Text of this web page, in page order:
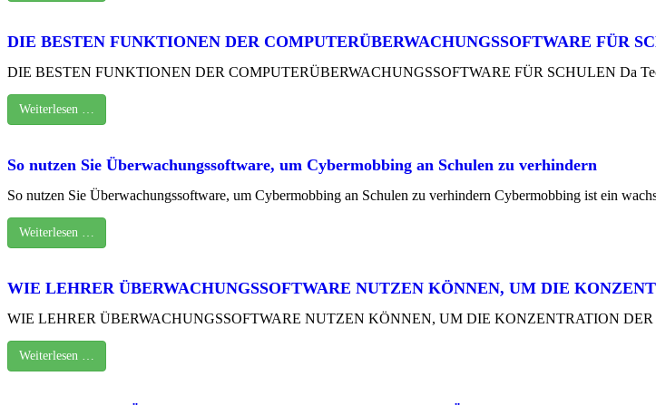
DIE BESTEN FUNKTIONEN DER COMPUTERÜBERWACHUNGSSOFTWARE FÜR
DIE BESTEN FUNKTIONEN DER COMPUTERÜBERWACHUNGSSOFTWARE FÜR SCHULEN Da
Weiterlesen …
So nutzen Sie Überwachungssoftware, um Cybermobbing an Schulen zu verhindern
So nutzen Sie Überwachungssoftware, um Cybermobbing an Schulen zu verhindern Cybermobbing ist ein
Weiterlesen …
WIE LEHRER ÜBERWACHUNGSSOFTWARE NUTZEN KÖNNEN, UM DIE
WIE LEHRER ÜBERWACHUNGSSOFTWARE NUTZEN KÖNNEN, UM DIE KONZENTRATION DER
Weiterlesen …